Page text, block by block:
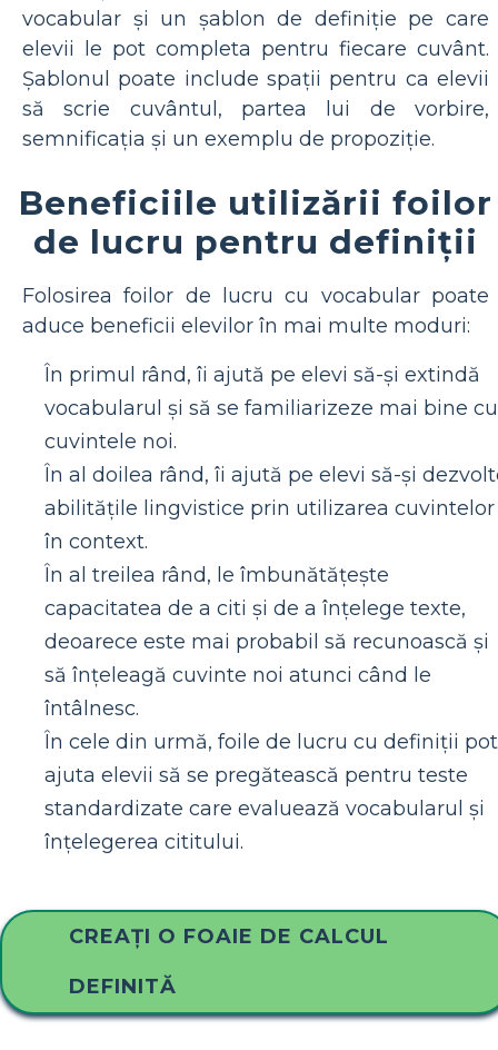
vocabular și un șablon de definiție pe care
elevii le pot completa pentru fiecare cuvânt.
Șablonul poate include spații pentru ca elevii
să scrie cuvântul, partea lui de vorbire,
semnificația și un exemplu de propoziție.
Beneficiile utilizării foilor
de lucru pentru definiții
Folosirea foilor de lucru cu vocabular poate
aduce beneficii elevilor în mai multe moduri:
În primul rând, îi ajută pe elevi să-și extindă
vocabularul și să se familiarizeze mai bine cu
cuvintele noi.
În al doilea rând, îi ajută pe elevi să-și
abilitățile lingvistice prin utilizarea cuvintelor
în context.
În al treilea rând, le îmbunătățește
capacitatea de a citi și de a înțelege texte,
deoarece este mai probabil să recunoască și
să înțeleagă cuvinte noi atunci când le
întâlnesc.
În cele din urmă, foile de lucru cu definiții pot
ajuta elevii să se pregătească pentru teste
standardizate care evaluează vocabularul și
înțelegerea cititului.
CREAȚI O FOAIE DE CALCUL
DEFINITĂ